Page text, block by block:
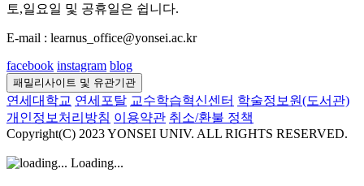
토,일요일 및 공휴일은 쉽니다.
E-mail : learnus_office@yonsei.ac.kr
facebook instagram blog
패밀리사이트 및 유관기관
연세대학교 연세포탈 교수학습혁신센터 학술정보원(도서관)
개인정보처리방침 이용약관 취소/환불 정책
Copyright(C) 2023 YONSEI UNIV. ALL RIGHTS RESERVED.
Loading...